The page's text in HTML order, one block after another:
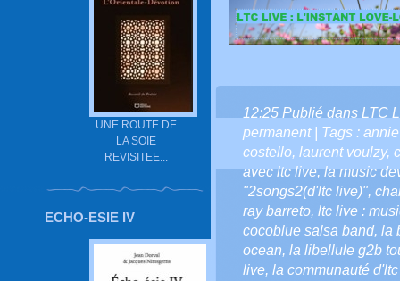
UNE ROUTE DE
LA SOIE
REVISITEE...
ECHO-ESIE IV
12:25 Publié dans LTC
permanent| Tags :
costello, laurent voulzy,
avec ltc live,la music
"2songs2(d'ltc live)",
ray barreto, ltc live :
cocoblue salsa band, la
ocean, la libellule g2b
live, la communauté